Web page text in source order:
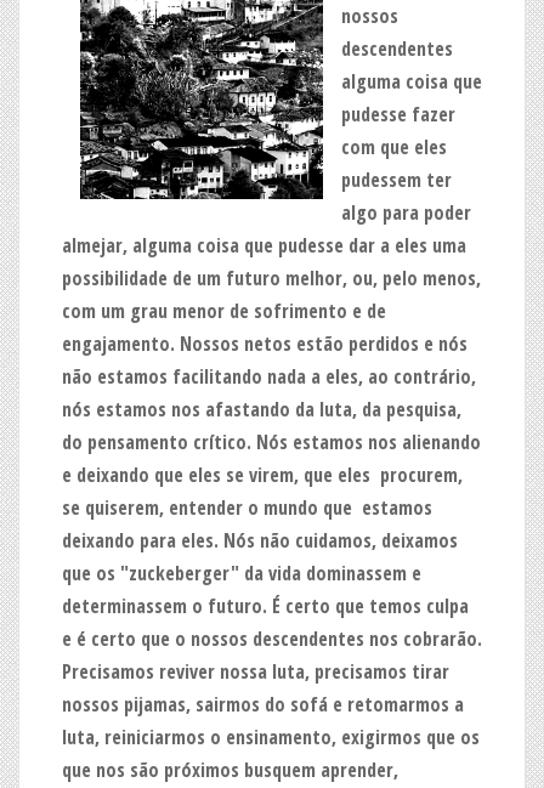
nossos
descendentes
alguma coisa que
pudesse fazer
com que eles
pudessem ter
algo para poder
almejar, alguma coisa que pudesse dar a eles uma
possibilidade de um futuro melhor, ou, pelo menos,
com um grau menor de sofrimento e de
engajamento. Nossos netos estão perdidos e nós
não estamos facilitando nada a eles, ao contrário,
nós estamos nos afastando da luta, da pesquisa,
do pensamento crítico. Nós estamos nos alienando
e deixando que eles se virem, que eles procurem,
se quiserem, entender o mundo que estamos
deixando para eles. Nós não cuidamos, deixamos
que os "zuckeberger" da vida dominassem e
determinassem o futuro. É certo que temos culpa
e é certo que o nossos descendentes nos cobrarão.
Precisamos reviver nossa luta, precisamos tirar
nossos pijamas, sairmos do sofá e retomarmos a
luta, reiniciarmos o ensinamento, exigirmos que os
que nos são próximos busquem aprender,